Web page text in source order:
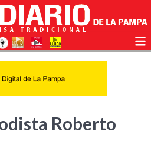
Roberto